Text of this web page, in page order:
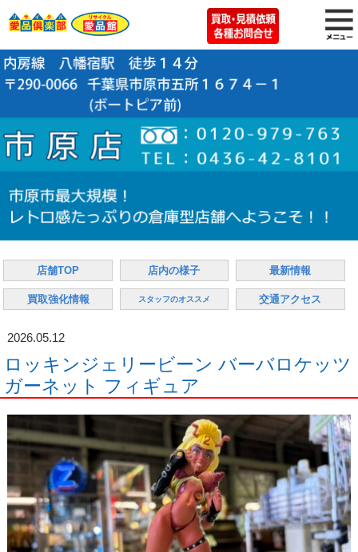
店舗TOP 店内の様子 最新情報
買取強化情報 スタッフのオススメ 交通アクセス
2026.05.12
ロッキンジェリービーン バーバロケッツ
ガーネット フィギュア